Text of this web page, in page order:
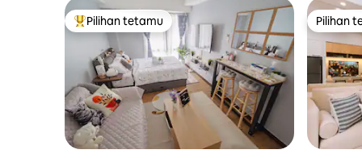
Pilihan utama tetamu
Pilihan tetamu Pilihan
Pilihan